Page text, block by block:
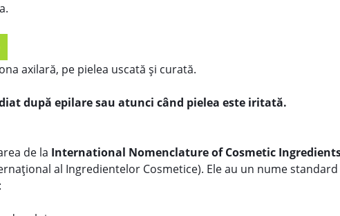
axilară, pe pielea uscată și curată.
după epilare sau atunci când pielea este iritată.
de la International Nomenclature of Cosmetic
al Ingredientelor Cosmetice). Ele au un nume standard